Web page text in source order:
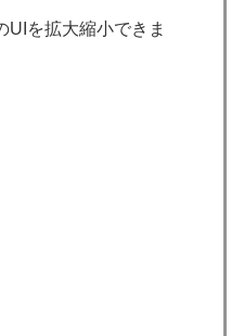
UIを拡大縮小できま